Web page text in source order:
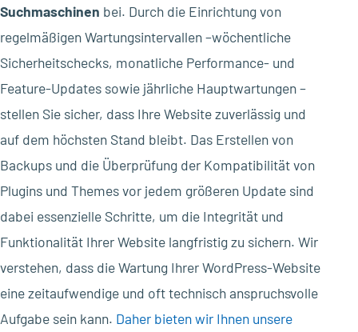
Suchmaschinen bei. Durch die Einrichtung von
regelmäßigen Wartungsintervallen –wöchentliche
Sicherheitschecks, monatliche Performance- und
Feature-Updates sowie jährliche Hauptwartungen –
stellen Sie sicher, dass Ihre Website zuverlässig und
auf dem höchsten Stand bleibt. Das Erstellen von
Backups und die Überprüfung der Kompatibilität von
Plugins und Themes vor jedem größeren Update sind
dabei essenzielle Schritte, um die Integrität und
Funktionalität Ihrer Website langfristig zu sichern. Wir
verstehen, dass die Wartung Ihrer WordPress-Website
eine zeitaufwendige und oft technisch anspruchsvolle
Aufgabe sein kann. Daher bieten wir Ihnen unsere